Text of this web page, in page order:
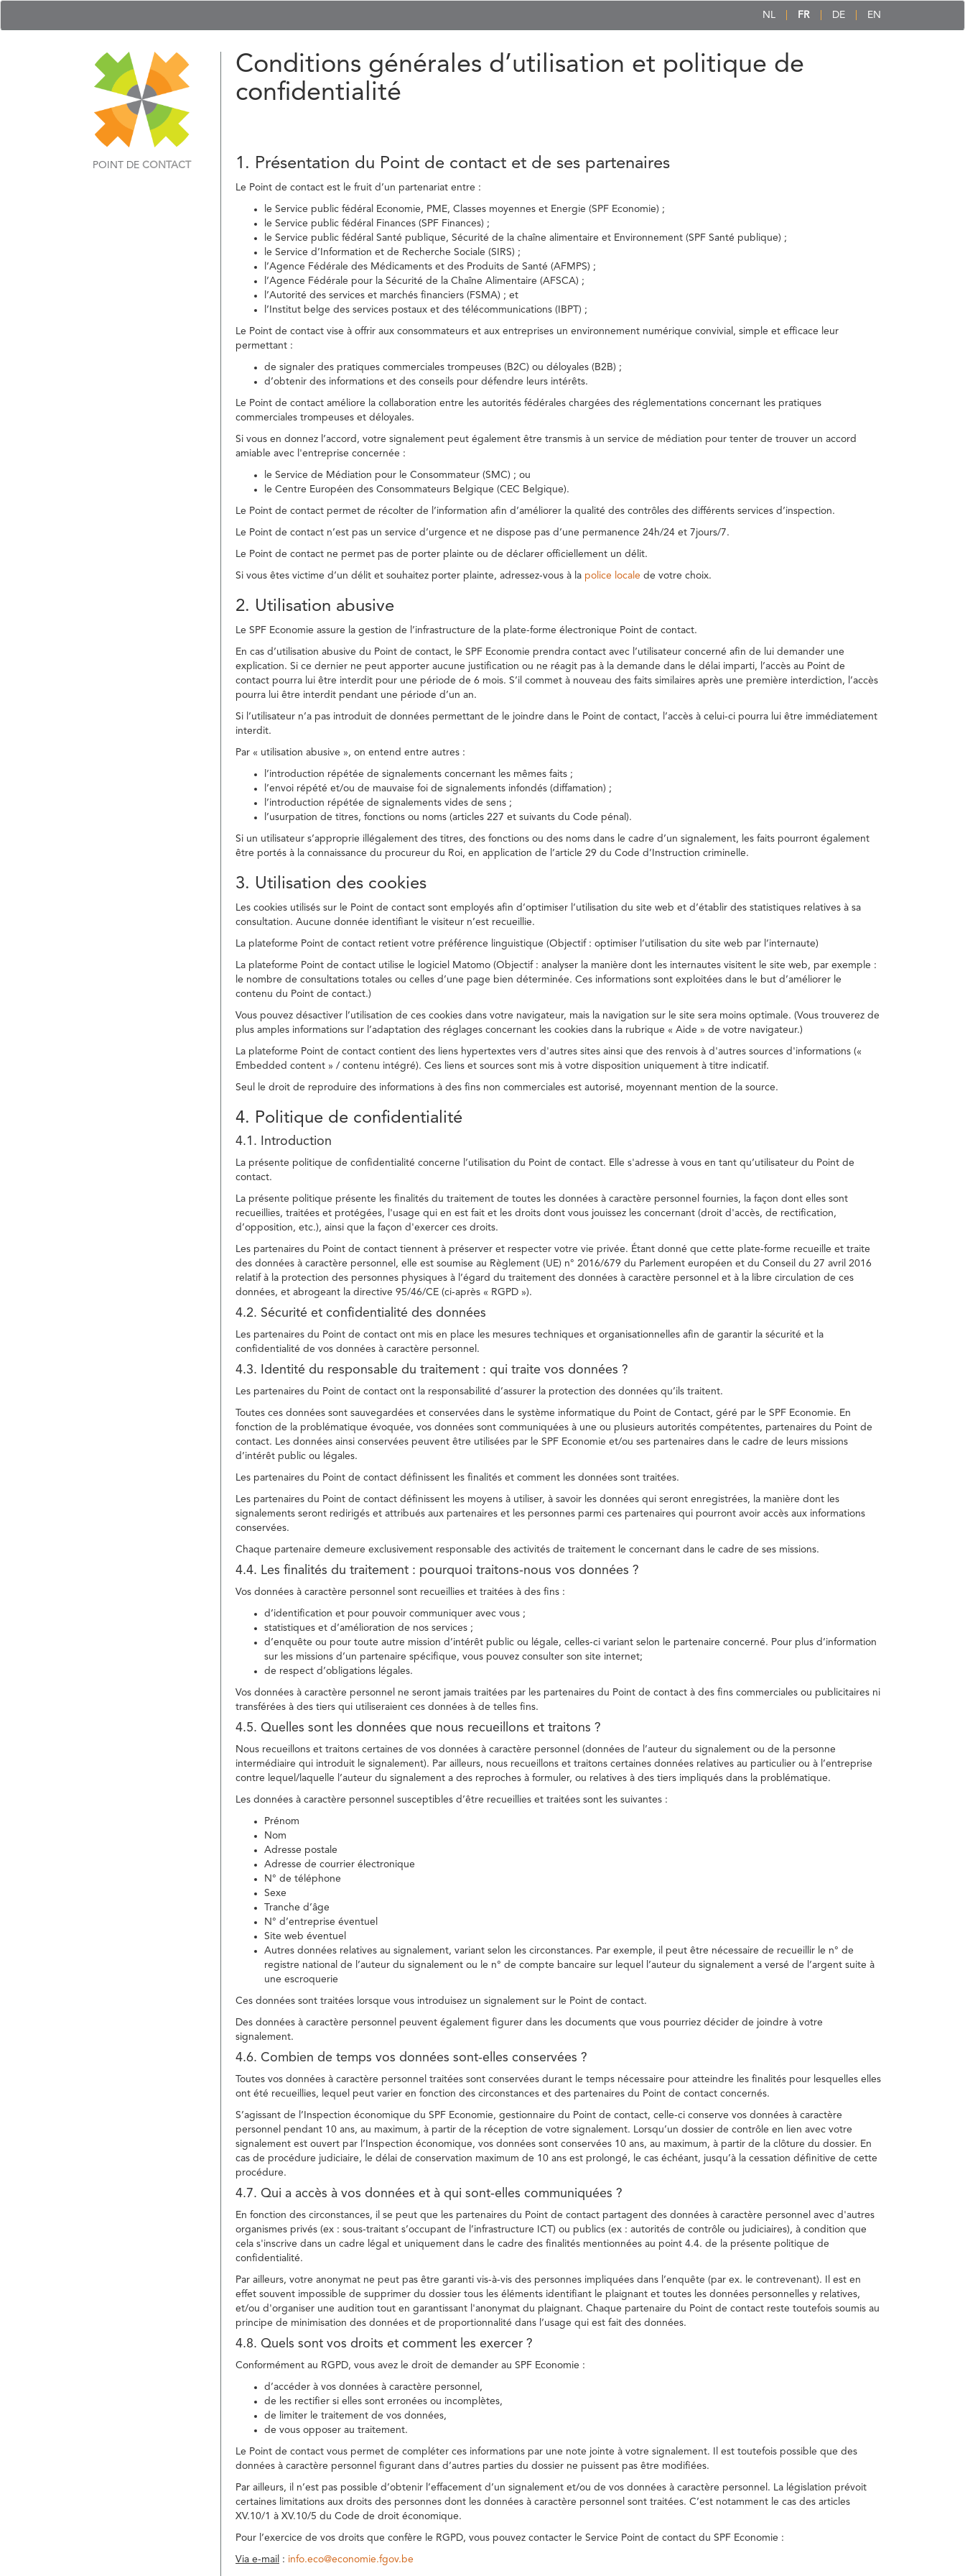
NL FR DE EN
POINT DE CONTACT
Conditions générales d’utilisation et politique de
confidentialité
1. Présentation du Point de contact et de ses partenaires
Le Point de contact est le fruit d’un partenariat entre :
le Service public fédéral Economie, PME, Classes moyennes et Energie (SPF Economie) ;
le Service public fédéral Finances (SPF Finances) ;
le Service public fédéral Santé publique, Sécurité de la chaîne alimentaire et Environnement (SPF Santé publique) ;
le Service d’Information et de Recherche Sociale (SIRS) ;
l’Agence Fédérale des Médicaments et des Produits de Santé (AFMPS) ;
l’Agence Fédérale pour la Sécurité de la Chaîne Alimentaire (AFSCA) ;
l’Autorité des services et marchés financiers (FSMA) ; et
l’Institut belge des services postaux et des télécommunications (IBPT) ;
Le Point de contact vise à offrir aux consommateurs et aux entreprises un environnement numérique convivial, simple et efficace leur
permettant :
de signaler des pratiques commerciales trompeuses (B2C) ou déloyales (B2B) ;
d’obtenir des informations et des conseils pour défendre leurs intérêts.
Le Point de contact améliore la collaboration entre les autorités fédérales chargées des réglementations concernant les pratiques
commerciales trompeuses et déloyales.
Si vous en donnez l’accord, votre signalement peut également être transmis à un service de médiation pour tenter de trouver un accord
amiable avec l'entreprise concernée :
le Service de Médiation pour le Consommateur (SMC) ; ou
le Centre Européen des Consommateurs Belgique (CEC Belgique).
Le Point de contact permet de récolter de l’information afin d’améliorer la qualité des contrôles des différents services d’inspection.
Le Point de contact n’est pas un service d’urgence et ne dispose pas d’une permanence 24h/24 et 7jours/7.
Le Point de contact ne permet pas de porter plainte ou de déclarer officiellement un délit.
Si vous êtes victime d’un délit et souhaitez porter plainte, adressez-vous à la police locale de votre choix.
2. Utilisation abusive
Le SPF Economie assure la gestion de l’infrastructure de la plate-forme électronique Point de contact.
En cas d’utilisation abusive du Point de contact, le SPF Economie prendra contact avec l’utilisateur concerné afin de lui demander une
explication. Si ce dernier ne peut apporter aucune justification ou ne réagit pas à la demande dans le délai imparti, l’accès au Point de
contact pourra lui être interdit pour une période de 6 mois. S’il commet à nouveau des faits similaires après une première interdiction, l’accès
pourra lui être interdit pendant une période d’un an.
Si l’utilisateur n’a pas introduit de données permettant de le joindre dans le Point de contact, l’accès à celui-ci pourra lui être immédiatement
interdit.
Par « utilisation abusive », on entend entre autres :
l’introduction répétée de signalements concernant les mêmes faits ;
l’envoi répété et/ou de mauvaise foi de signalements infondés (diffamation) ;
l’introduction répétée de signalements vides de sens ;
l’usurpation de titres, fonctions ou noms (articles 227 et suivants du Code pénal).
Si un utilisateur s’approprie illégalement des titres, des fonctions ou des noms dans le cadre d’un signalement, les faits pourront également
être portés à la connaissance du procureur du Roi, en application de l’article 29 du Code d’Instruction criminelle.
3. Utilisation des cookies
Les cookies utilisés sur le Point de contact sont employés afin d’optimiser l’utilisation du site web et d’établir des statistiques relatives à sa
consultation. Aucune donnée identifiant le visiteur n’est recueillie.
La plateforme Point de contact retient votre préférence linguistique (Objectif : optimiser l’utilisation du site web par l’internaute)
La plateforme Point de contact utilise le logiciel Matomo (Objectif : analyser la manière dont les internautes visitent le site web, par exemple :
le nombre de consultations totales ou celles d’une page bien déterminée. Ces informations sont exploitées dans le but d’améliorer le
contenu du Point de contact.)
Vous pouvez désactiver l’utilisation de ces cookies dans votre navigateur, mais la navigation sur le site sera moins optimale. (Vous trouverez de
plus amples informations sur l’adaptation des réglages concernant les cookies dans la rubrique « Aide » de votre navigateur.)
La plateforme Point de contact contient des liens hypertextes vers d'autres sites ainsi que des renvois à d'autres sources d'informations («
Embedded content » / contenu intégré). Ces liens et sources sont mis à votre disposition uniquement à titre indicatif.
Seul le droit de reproduire des informations à des fins non commerciales est autorisé, moyennant mention de la source.
4. Politique de confidentialité
4.1. Introduction
La présente politique de confidentialité concerne l’utilisation du Point de contact. Elle s'adresse à vous en tant qu’utilisateur du Point de
contact.
La présente politique présente les finalités du traitement de toutes les données à caractère personnel fournies, la façon dont elles sont
recueillies, traitées et protégées, l'usage qui en est fait et les droits dont vous jouissez les concernant (droit d'accès, de rectification,
d’opposition, etc.), ainsi que la façon d'exercer ces droits.
Les partenaires du Point de contact tiennent à préserver et respecter votre vie privée. Étant donné que cette plate-forme recueille et traite
des données à caractère personnel, elle est soumise au Règlement (UE) n° 2016/679 du Parlement européen et du Conseil du 27 avril 2016
relatif à la protection des personnes physiques à l’égard du traitement des données à caractère personnel et à la libre circulation de ces
données, et abrogeant la directive 95/46/CE (ci-après « RGPD »).
4.2. Sécurité et confidentialité des données
Les partenaires du Point de contact ont mis en place les mesures techniques et organisationnelles afin de garantir la sécurité et la
confidentialité de vos données à caractère personnel.
4.3. Identité du responsable du traitement : qui traite vos données ?
Les partenaires du Point de contact ont la responsabilité d’assurer la protection des données qu’ils traitent.
Toutes ces données sont sauvegardées et conservées dans le système informatique du Point de Contact, géré par le SPF Economie. En
fonction de la problématique évoquée, vos données sont communiquées à une ou plusieurs autorités compétentes, partenaires du Point de
contact. Les données ainsi conservées peuvent être utilisées par le SPF Economie et/ou ses partenaires dans le cadre de leurs missions
d’intérêt public ou légales.
Les partenaires du Point de contact définissent les finalités et comment les données sont traitées.
Les partenaires du Point de contact définissent les moyens à utiliser, à savoir les données qui seront enregistrées, la manière dont les
signalements seront redirigés et attribués aux partenaires et les personnes parmi ces partenaires qui pourront avoir accès aux informations
conservées.
Chaque partenaire demeure exclusivement responsable des activités de traitement le concernant dans le cadre de ses missions.
4.4. Les finalités du traitement : pourquoi traitons-nous vos données ?
Vos données à caractère personnel sont recueillies et traitées à des fins :
d’identification et pour pouvoir communiquer avec vous ;
statistiques et d’amélioration de nos services ;
d’enquête ou pour toute autre mission d’intérêt public ou légale, celles-ci variant selon le partenaire concerné. Pour plus d’information
sur les missions d’un partenaire spécifique, vous pouvez consulter son site internet;
de respect d’obligations légales.
Vos données à caractère personnel ne seront jamais traitées par les partenaires du Point de contact à des fins commerciales ou publicitaires ni
transférées à des tiers qui utiliseraient ces données à de telles fins.
4.5. Quelles sont les données que nous recueillons et traitons ?
Nous recueillons et traitons certaines de vos données à caractère personnel (données de l’auteur du signalement ou de la personne
intermédiaire qui introduit le signalement). Par ailleurs, nous recueillons et traitons certaines données relatives au particulier ou à l’entreprise
contre lequel/laquelle l’auteur du signalement a des reproches à formuler, ou relatives à des tiers impliqués dans la problématique.
Les données à caractère personnel susceptibles d’être recueillies et traitées sont les suivantes :
Prénom
Nom
Adresse postale
Adresse de courrier électronique
N° de téléphone
Sexe
Tranche d’âge
N° d’entreprise éventuel
Site web éventuel
Autres données relatives au signalement, variant selon les circonstances. Par exemple, il peut être nécessaire de recueillir le n° de
registre national de l’auteur du signalement ou le n° de compte bancaire sur lequel l’auteur du signalement a versé de l’argent suite à
une escroquerie
Ces données sont traitées lorsque vous introduisez un signalement sur le Point de contact.
Des données à caractère personnel peuvent également figurer dans les documents que vous pourriez décider de joindre à votre
signalement.
4.6. Combien de temps vos données sont-elles conservées ?
Toutes vos données à caractère personnel traitées sont conservées durant le temps nécessaire pour atteindre les finalités pour lesquelles elles
ont été recueillies, lequel peut varier en fonction des circonstances et des partenaires du Point de contact concernés.
S’agissant de l’Inspection économique du SPF Economie, gestionnaire du Point de contact, celle-ci conserve vos données à caractère
personnel pendant 10 ans, au maximum, à partir de la réception de votre signalement. Lorsqu’un dossier de contrôle en lien avec votre
signalement est ouvert par l’Inspection économique, vos données sont conservées 10 ans, au maximum, à partir de la clôture du dossier. En
cas de procédure judiciaire, le délai de conservation maximum de 10 ans est prolongé, le cas échéant, jusqu’à la cessation définitive de cette
procédure.
4.7. Qui a accès à vos données et à qui sont-elles communiquées ?
En fonction des circonstances, il se peut que les partenaires du Point de contact partagent des données à caractère personnel avec d'autres
organismes privés (ex : sous-traitant s’occupant de l’infrastructure ICT) ou publics (ex : autorités de contrôle ou judiciaires), à condition que
cela s'inscrive dans un cadre légal et uniquement dans le cadre des finalités mentionnées au point 4.4. de la présente politique de
confidentialité.
Par ailleurs, votre anonymat ne peut pas être garanti vis-à-vis des personnes impliquées dans l’enquête (par ex. le contrevenant). Il est en
effet souvent impossible de supprimer du dossier tous les éléments identifiant le plaignant et toutes les données personnelles y relatives,
et/ou d'organiser une audition tout en garantissant l'anonymat du plaignant. Chaque partenaire du Point de contact reste toutefois soumis au
principe de minimisation des données et de proportionnalité dans l’usage qui est fait des données.
4.8. Quels sont vos droits et comment les exercer ?
Conformément au RGPD, vous avez le droit de demander au SPF Economie :
d’accéder à vos données à caractère personnel,
de les rectifier si elles sont erronées ou incomplètes,
de limiter le traitement de vos données,
de vous opposer au traitement.
Le Point de contact vous permet de compléter ces informations par une note jointe à votre signalement. Il est toutefois possible que des
données à caractère personnel figurant dans d’autres parties du dossier ne puissent pas être modifiées.
Par ailleurs, il n’est pas possible d’obtenir l’effacement d’un signalement et/ou de vos données à caractère personnel. La législation prévoit
certaines limitations aux droits des personnes dont les données à caractère personnel sont traitées. C’est notamment le cas des articles
XV.10/1 à XV.10/5 du Code de droit économique.
Pour l’exercice de vos droits que confère le RGPD, vous pouvez contacter le Service Point de contact du SPF Economie :
Via e-mail : info.eco@economie.fgov.be